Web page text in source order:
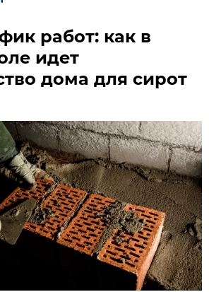
работ: как в
идет
дома для сирот